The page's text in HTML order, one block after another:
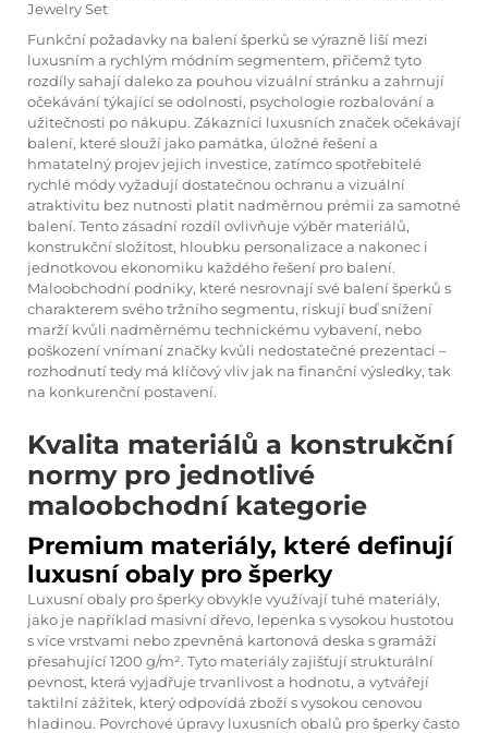
Funkční požadavky na balení šperků se výrazně liší mezi
luxusním a rychlým módním segmentem, přičemž tyto
rozdíly sahají daleko za pouhou vizuální stránku a zahrnují
očekávání týkající se odolnosti, psychologie rozbalování a
užitečnosti po nákupu. Zákazníci luxusních značek očekávají
balení, které slouží jako památka, úložné řešení a
hmatatelný projev jejich investice, zatímco spotřebitelé
rychlé módy vyžadují dostatečnou ochranu a vizuální
atraktivitu bez nutnosti platit nadměrnou prémii za samotné
balení. Tento zásadní rozdíl ovlivňuje výběr materiálů,
konstrukční složitost, hloubku personalizace a nakonec i
jednotkovou ekonomiku každého řešení pro balení.
Maloobchodní podniky, které nesrovnají své balení šperků s
charakterem svého tržního segmentu, riskují buď snížení
marží kvůli nadměrnému technickému vybavení, nebo
poškození vnímaní značky kvůli nedostatečné prezentaci –
rozhodnutí tedy má klíčový vliv jak na finanční výsledky, tak
na konkurenční postavení.
Kvalita materiálů a konstrukční
normy pro jednotlivé
maloobchodní kategorie
Premium materiály, které definují
luxusní obaly pro šperky
Luxusní obaly pro šperky obvykle využívají tuhé materiály,
jako je například masivní dřevo, lepenka s vysokou hustotou
s více vrstvami nebo zpevněná kartonová deska s gramáží
přesahující 1200 g/m². Tyto materiály zajišťují strukturální
pevnost, která vyjadřuje trvanlivost a hodnotu, a vytvářejí
taktilní zážitek, který odpovídá zboží s vysokou cenovou
hladinou. Povrchové úpravy luxusních obalů pro šperky často